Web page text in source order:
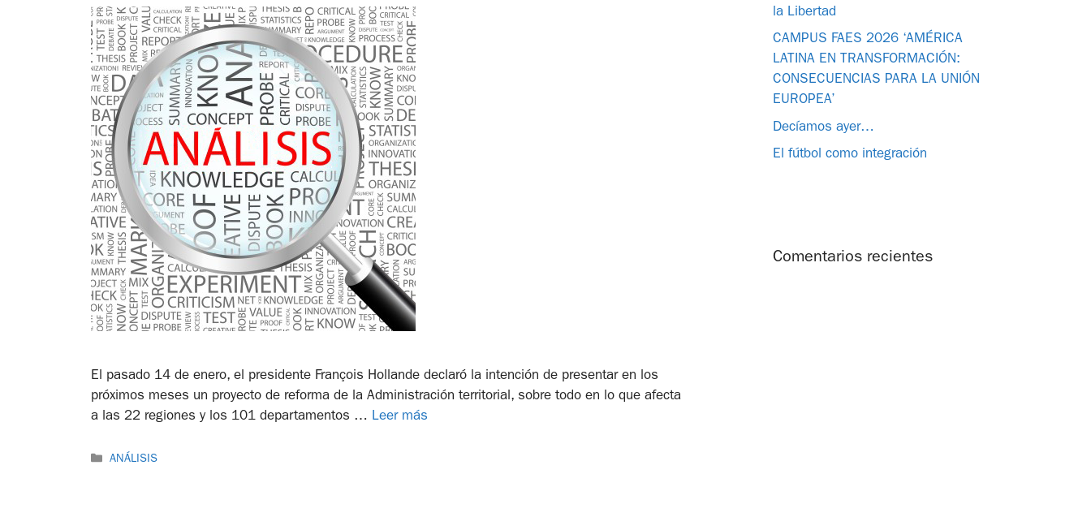
El pasado 14 de enero, el presidente François Hollande declaró la intención de presentar en los
próximos meses un proyecto de reforma de la Administración territorial, sobre todo en lo que afecta
a las 22 regiones y los 101 departamentos … Leer más
ANÁLISIS
la Libertad
CAMPUS FAES 2026 ‘AMÉRICA
LATINA EN TRANSFORMACIÓN:
CONSECUENCIAS PARA LA UNIÓN
EUROPEA’
Decíamos ayer…
El fútbol como integración
Comentarios recientes